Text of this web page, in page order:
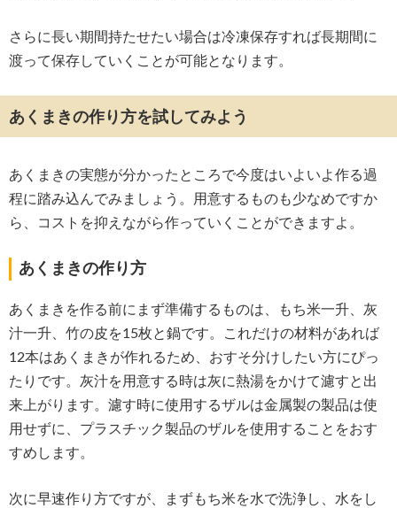
さらに長い期間持たせたい場合は冷凍保存すれば長期間に
渡って保存していくことが可能となります。
あくまきの作り方を試してみよう
あくまきの実態が分かったところで今度はいよいよ作る過
程に踏み込んでみましょう。用意するものも少なめですか
ら、コストを抑えながら作っていくことができますよ。
あくまきの作り方
あくまきを作る前にまず準備するものは、もち米一升、灰
汁一升、竹の皮を15枚と鍋です。これだけの材料があれば
12本はあくまきが作れるため、おすそ分けしたい方にぴっ
たりです。灰汁を用意する時は灰に熱湯をかけて濾すと出
来上がります。濾す時に使用するザルは金属製の製品は使
用せずに、プラスチック製品のザルを使用することをおす
すめします。
次に早速作り方ですが、まずもち米を水で洗浄し、水をし